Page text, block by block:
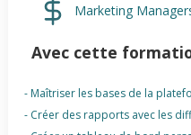
Marketing
Avec cette
- Maîtriser les bases de la
- Créer des rapports avec les